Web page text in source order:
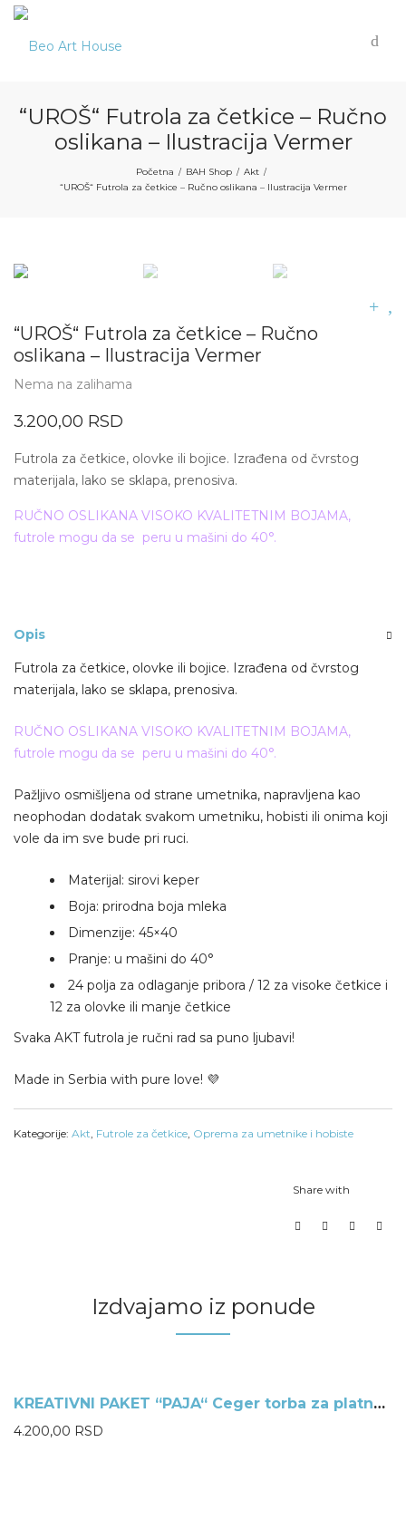
“UROŠ“ Futrola za četkice – Ručno
oslikana – Ilustracija Vermer
Početna / BAH Shop / Akt /
“UROŠ“ Futrola za četkice – Ručno oslikana – Ilustracija Vermer
“UROŠ“ Futrola za četkice – Ručno
oslikana – Ilustracija Vermer
Nema na zalihama
3.200,00 RSD
Futrola za četkice, olovke ili bojice. Izrađena od čvrstog
materijala, lako se sklapa, prenosiva.
RUČNO OSLIKANA VISOKO KVALITETNIM BOJAMA,
futrole mogu da se peru u mašini do 40°.
Opis
Futrola za četkice, olovke ili bojice. Izrađena od čvrstog
materijala, lako se sklapa, prenosiva.
RUČNO OSLIKANA VISOKO KVALITETNIM BOJAMA,
futrole mogu da se peru u mašini do 40°.
Pažljivo osmišljena od strane umetnika, napravljena kao
neophodan dodatak svakom umetniku, hobisti ili onima koji
vole da im sve bude pri ruci.
Materijal: sirovi keper
Boja: prirodna boja mleka
Dimenzije: 45×40
Pranje: u mašini do 40°
24 polja za odlaganje pribora / 12 za visoke četkice i
12 za olovke ili manje četkice
Svaka AKT futrola je ručni rad sa puno ljubavi!
Made in Serbia with pure love! 💜
Kategorije: Akt Futrole za četkice Oprema za umetnike i hobiste
Share with
Izdvajamo iz ponude
KREATIVNI PAKET “PAJA“ Ceger torba za platna – Oslikaj sam
4.200,00 RSD